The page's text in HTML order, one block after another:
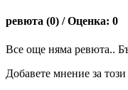
ревюта (0) / Оценка: 0
Все още няма ревюта..
Добавете мнение за